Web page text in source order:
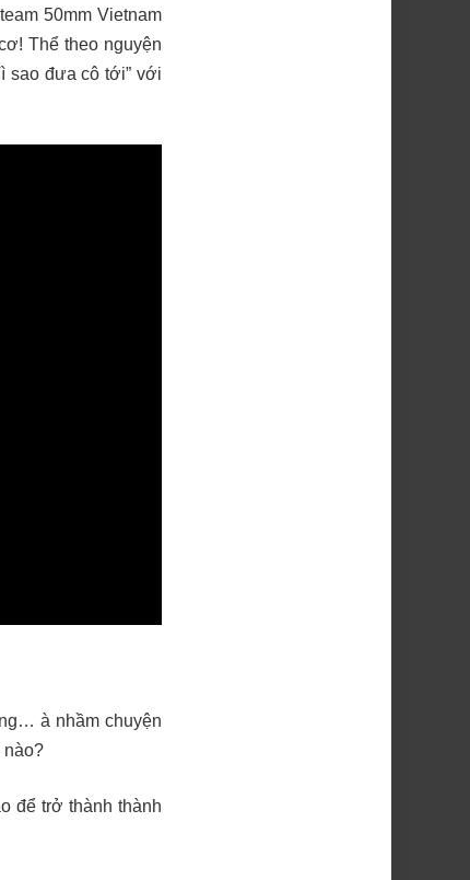
50mm Vietnam
Thể theo nguyện
sao đưa cô tới” với
à nhầm chuyện
nào?
để trở thành thành